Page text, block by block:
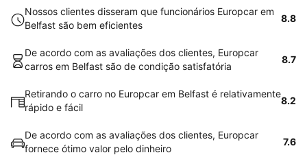
Nossos clientes disseram que funcionários Europcar em
Belfast são bem eficientes
8.8
De acordo com as avaliações dos clientes, Europcar
carros em Belfast são de condição satisfatória
8.7
Retirando o carro no Europcar em Belfast é relativamente
rápido e fácil
8.2
De acordo com as avaliações dos clientes, Europcar
fornece ótimo valor pelo dinheiro
7.6